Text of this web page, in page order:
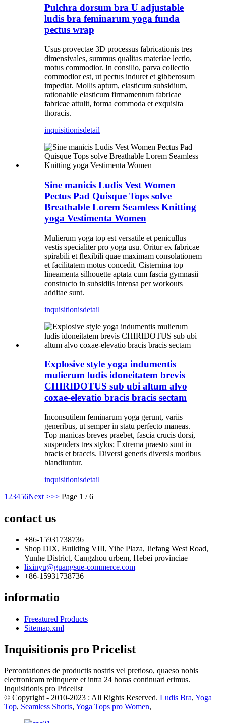
Pulchra dorsum bra U adjustable
ludis bra feminarum yoga funda
pectus wrap
Usus provectae 3D processus fabricationis tres
dimensivales, summus qualitas materiae lectio,
motus commodior. In consilio, parva collectio
commodior est, ut pectus induret et gibberosum
impediat. Mollis aptum, elasticum subsidium,
rationabile elasticum firmamentum fabricae
fabricae attulit, forma commoda et exquisita
thoracis.
inquisitionisdetail
Sine manicis Ludis Vest Women
Pectus Pad Quisque Tops solve
Breathable Lorem Seamless Knitting
yoga Vestimenta Women
Mulierum yoga top est versatile et penicullus
vestis specialiter pro yoga usu. Oritur ex fabricae
spirabili et flexibili quae maximam consolationem
et facilitatem motus concedit. Cisternina top
lineamenta silhouette aptata cum fascia gymnasii
constructo in subsidiis intensa per workouts
additae sunt.
inquisitionisdetail
Explosive style yoga indumentis
mulierum ludis idoneitatem brevis
CHIRIDOTUS sub ubi altum alvo
coxae-elevatio bracis bracis sectam
Inconsutilem feminarum yoga gerunt, variis
generibus, ut semper in statu perfecto maneas.
Top manicas breves praebet, fascia crucis dorsi,
suspenders tres stylos; Extrema praesto sunt in
bracis et braccis. Diversi generis diversis moribus
blandiuntur.
inquisitionisdetail
1 23456Next >>> Page 1 / 6
contact us
+86-15931738736
Shop DIX, Building VIII, Yihe Plaza, Jiefang West Road,
Yunhe District, Cangzhou urbem, Hebei provinciae
lixinyu@guangsue-commerce.com
+86-15931738736
informatio
Freeatured Products
Sitemap.xml
Inquisitionis pro Pricelist
Percontationes de productis nostris vel pretioso, quaeso nobis
electronicam relinquere et intra 24 horas continuari erimus.
Inquisitionis pro Pricelist
© Copyright - 2010-2023 : All Rights Reserved. Ludis Bra, Yoga
Top, Seamless Shorts, Yoga Tops pro Women,